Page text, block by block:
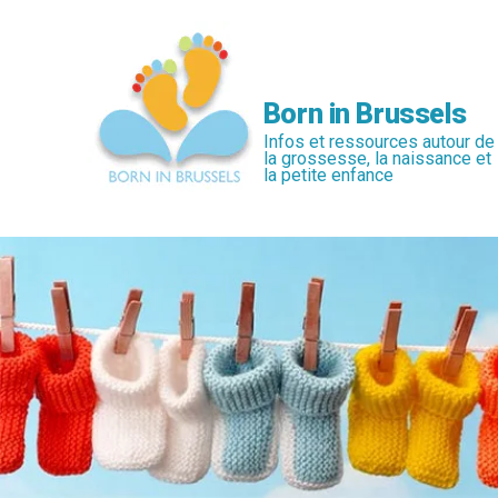
Born in Brussels
Infos et ressources autour de
la grossesse, la naissance et
la petite enfance